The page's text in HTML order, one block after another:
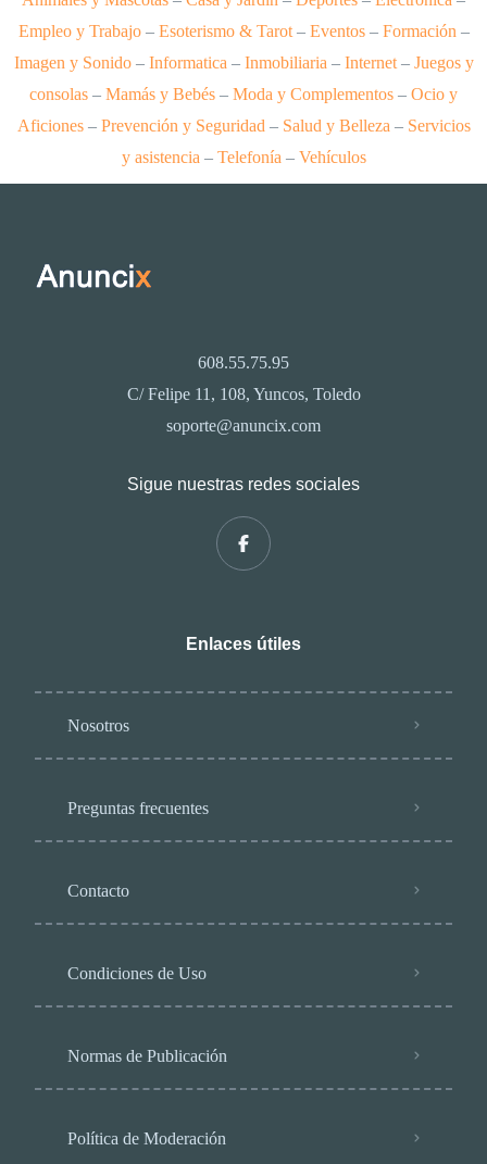
Empleo y Trabajo– Esoterismo & Tarot– Eventos– Formación –
Imagen y Sonido– Informatica – Inmobiliaria – Internet– Juegos y
consolas – Mamás y Bebés – Moda y Complementos – Ocio y
Aficiones– Prevención y Seguridad – Salud y Belleza – Servicios
y asistencia – Telefonía – Vehículos
608.55.75.95
C/ Felipe 11, 108, Yuncos, Toledo
soporte@anuncix.com
Sigue nuestras redes sociales
Enlaces útiles
Nosotros
Preguntas frecuentes
Contacto
Condiciones de Uso
Normas de Publicación
Política de Moderación